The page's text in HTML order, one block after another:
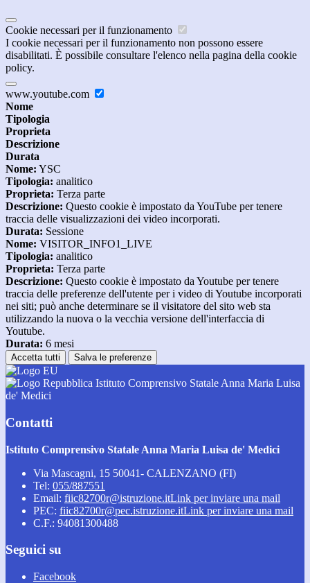
Cookie necessari per il funzionamento
I cookie necessari per il funzionamento non possono essere
disabilitati. È possibile consultare l'elenco nella pagina della cookie
policy.
www.youtube.com
Nome
Tipologia
Proprieta
Descrizione
Durata
Nome: YSC
Tipologia: analitico
Proprieta: Terza parte
Descrizione: Questo cookie è impostato da YouTube per tenere
traccia delle visualizzazioni dei video incorporati.
Durata: Sessione
Nome: VISITOR_INFO1_LIVE
Tipologia: analitico
Proprieta: Terza parte
Descrizione: Questo cookie è impostato da Youtube per tenere
traccia delle preferenze dell'utente per i video di Youtube incorporati
nei siti; può anche determinare se il visitatore del sito web sta
utilizzando la nuova o la vecchia versione dell'interfaccia di
Youtube.
Durata: 6 mesi
Accetta tutti Salva le preferenze
Istituto Comprensivo Statale Anna Maria Luisa
de' Medici
Contatti
Istituto Comprensivo Statale Anna Maria Luisa de' Medici
Via Mascagni, 15 50041- CALENZANO (FI)
Tel: 055/887551
Email: fiic82700r@istruzione.itLink per inviare una mail
PEC: fiic82700r@pec.istruzione.itLink per inviare una mail
C.F.: 94081300488
Seguici su
Facebook